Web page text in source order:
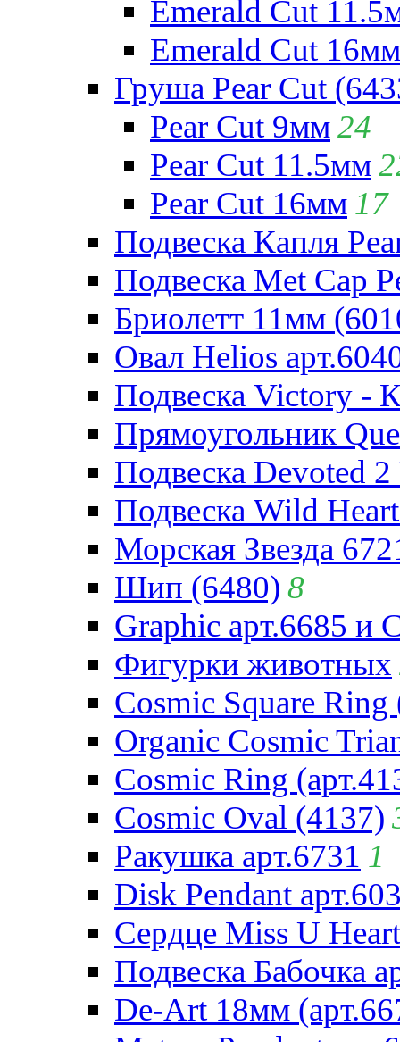
Emerald Cut
Emerald Cut 16мм
Груша Pear Cut
Pear Cut 9мм24
Pear Cut 11.5мм
Pear Cut 16мм 17
Подвеска Капля
Подвеска Met Cap
Бриолетт 11мм
Овал Helios
Подвеска Victory -
Прямоугольник
Подвеска Devoted
Подвеска Wild
Морская Звезда
Шип (6480) 8
Graphic арт.6685 и
Фигурки животных
Cosmic Square Ring
Organic Cosmic
Cosmic Ring
Cosmic Oval (4137)
Ракушка арт.6731 1
Disk Pendant
Сердце Miss U
Подвеска Бабочка
De-Art 18мм